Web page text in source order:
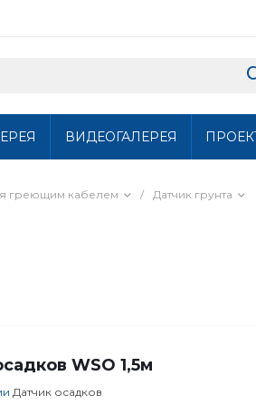
ВИДЕОГАЛЕРЕЯ
греющим кабелем / Датчик грунта
WSO 1,5м
Датчик осадков